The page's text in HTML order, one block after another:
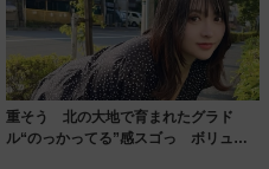
重そう 北の大地で育まれたグラド
ル“のっかってる”感スゴっ ボリュー